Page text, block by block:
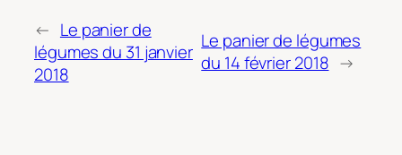
← Le panier de
légumes du 31 janvier
2018
Le panier de légumes
du 14 février 2018 →